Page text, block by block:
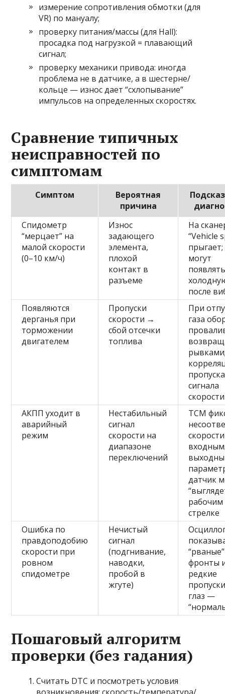
измерение сопротивления обмотки (для
VR) по мануалу;
проверку питания/массы (для Hall):
просадка под нагрузкой = плавающий
сигнал;
проверку механики привода: иногда
проблема не в датчике, а в шестерне/
кольце — износ дает “схлопывание”
импульсов на определенных скоростях.
Сравнение типичных
неисправностей по
симптомам
Симптом
Вероятная
причина
Спидометр
“мерцает” на
малой скорости
(0–10 км/ч)
Износ
задающего
элемента,
плохой
контакт в
разъеме
На
“Vehicle
прыгает;
могут
после
Появляются
дерганья при
торможении
двигателем
Пропуски
скорости →
сбой отсечки
топлива
При
газа
сигнала
скорости
АКПП уходит в
аварийный
режим
Нестабильный
сигнал
скорости на
диапазоне
переключений
TCM
скорости
датчик
стрелке
Ошибка по
правдоподобию
скорости при
ровном
спидометре
Нечистый
сигнал
(подгнивание,
наводки,
пробой в
жгуте)
“рваные”
фронты
редкие
глаз —
Пошаговый алгоритм
проверки (без гадания)
Считать DTC и посмотреть условия